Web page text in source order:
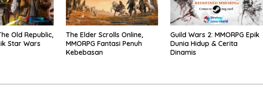
Old Republic,
Star Wars
The Elder Scrolls Online,
MMORPG Fantasi Penuh
Kebebasan
Guild Wars 2: MMORPG Epik
Dunia Hidup & Cerita
Dinamis